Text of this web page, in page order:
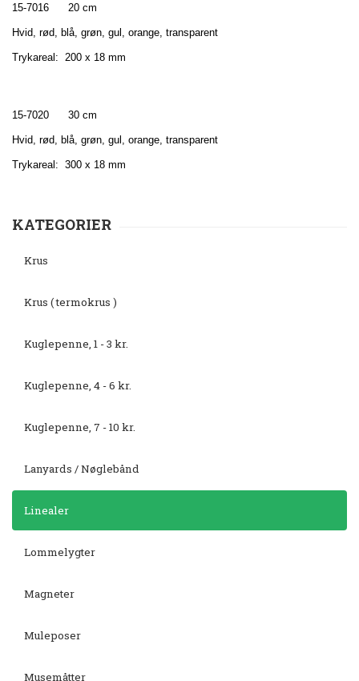
15-7016 20 cm
Hvid, rød, blå, grøn, gul, orange, transparent
Trykareal: 200 x 18 mm
15-7020 30 cm
Hvid, rød, blå, grøn, gul, orange, transparent
Trykareal: 300 x 18 mm
KATEGORIER
Krus
Krus ( termokrus )
Kuglepenne, 1 - 3 kr.
Kuglepenne, 4 - 6 kr.
Kuglepenne, 7 - 10 kr.
Lanyards / Nøglebånd
Linealer
Lommelygter
Magneter
Muleposer
Musemåtter